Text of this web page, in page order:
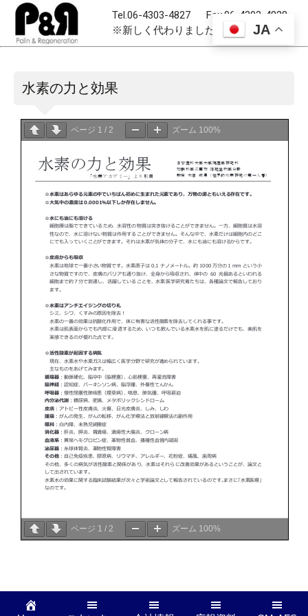
Tel.06-4303-4827 Fax.06-4303-4828
※新しく代わりました。
水素の力と効果
ページ 1 / 2 ズーム 100%
ページ 1 / 2 ズーム 100%
JA